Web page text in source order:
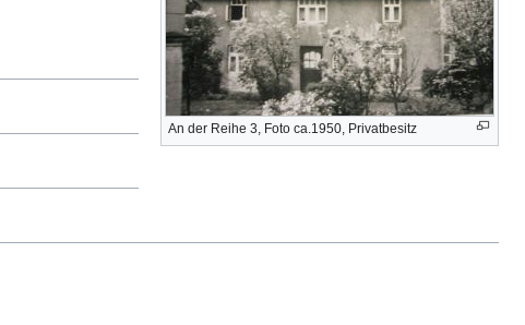
An der Reihe 3, Foto ca.1950, Privatbesitz